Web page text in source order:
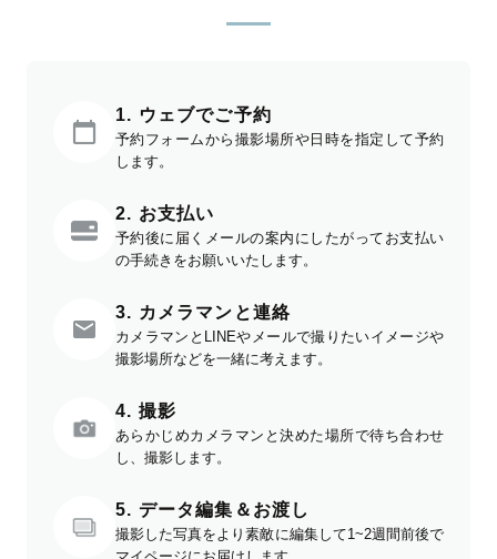
1. ウェブでご予約
予約フォームから撮影場所や日時を指定して予約
します。
2. お支払い
予約後に届くメールの案内にしたがってお支払い
の手続きをお願いいたします。
3. カメラマンと連絡
カメラマンとLINEやメールで撮りたいイメージや
撮影場所などを一緒に考えます。
4. 撮影
あらかじめカメラマンと決めた場所で待ち合わせ
し、撮影します。
5. データ編集＆お渡し
撮影した写真をより素敵に編集して1~2週間前後で